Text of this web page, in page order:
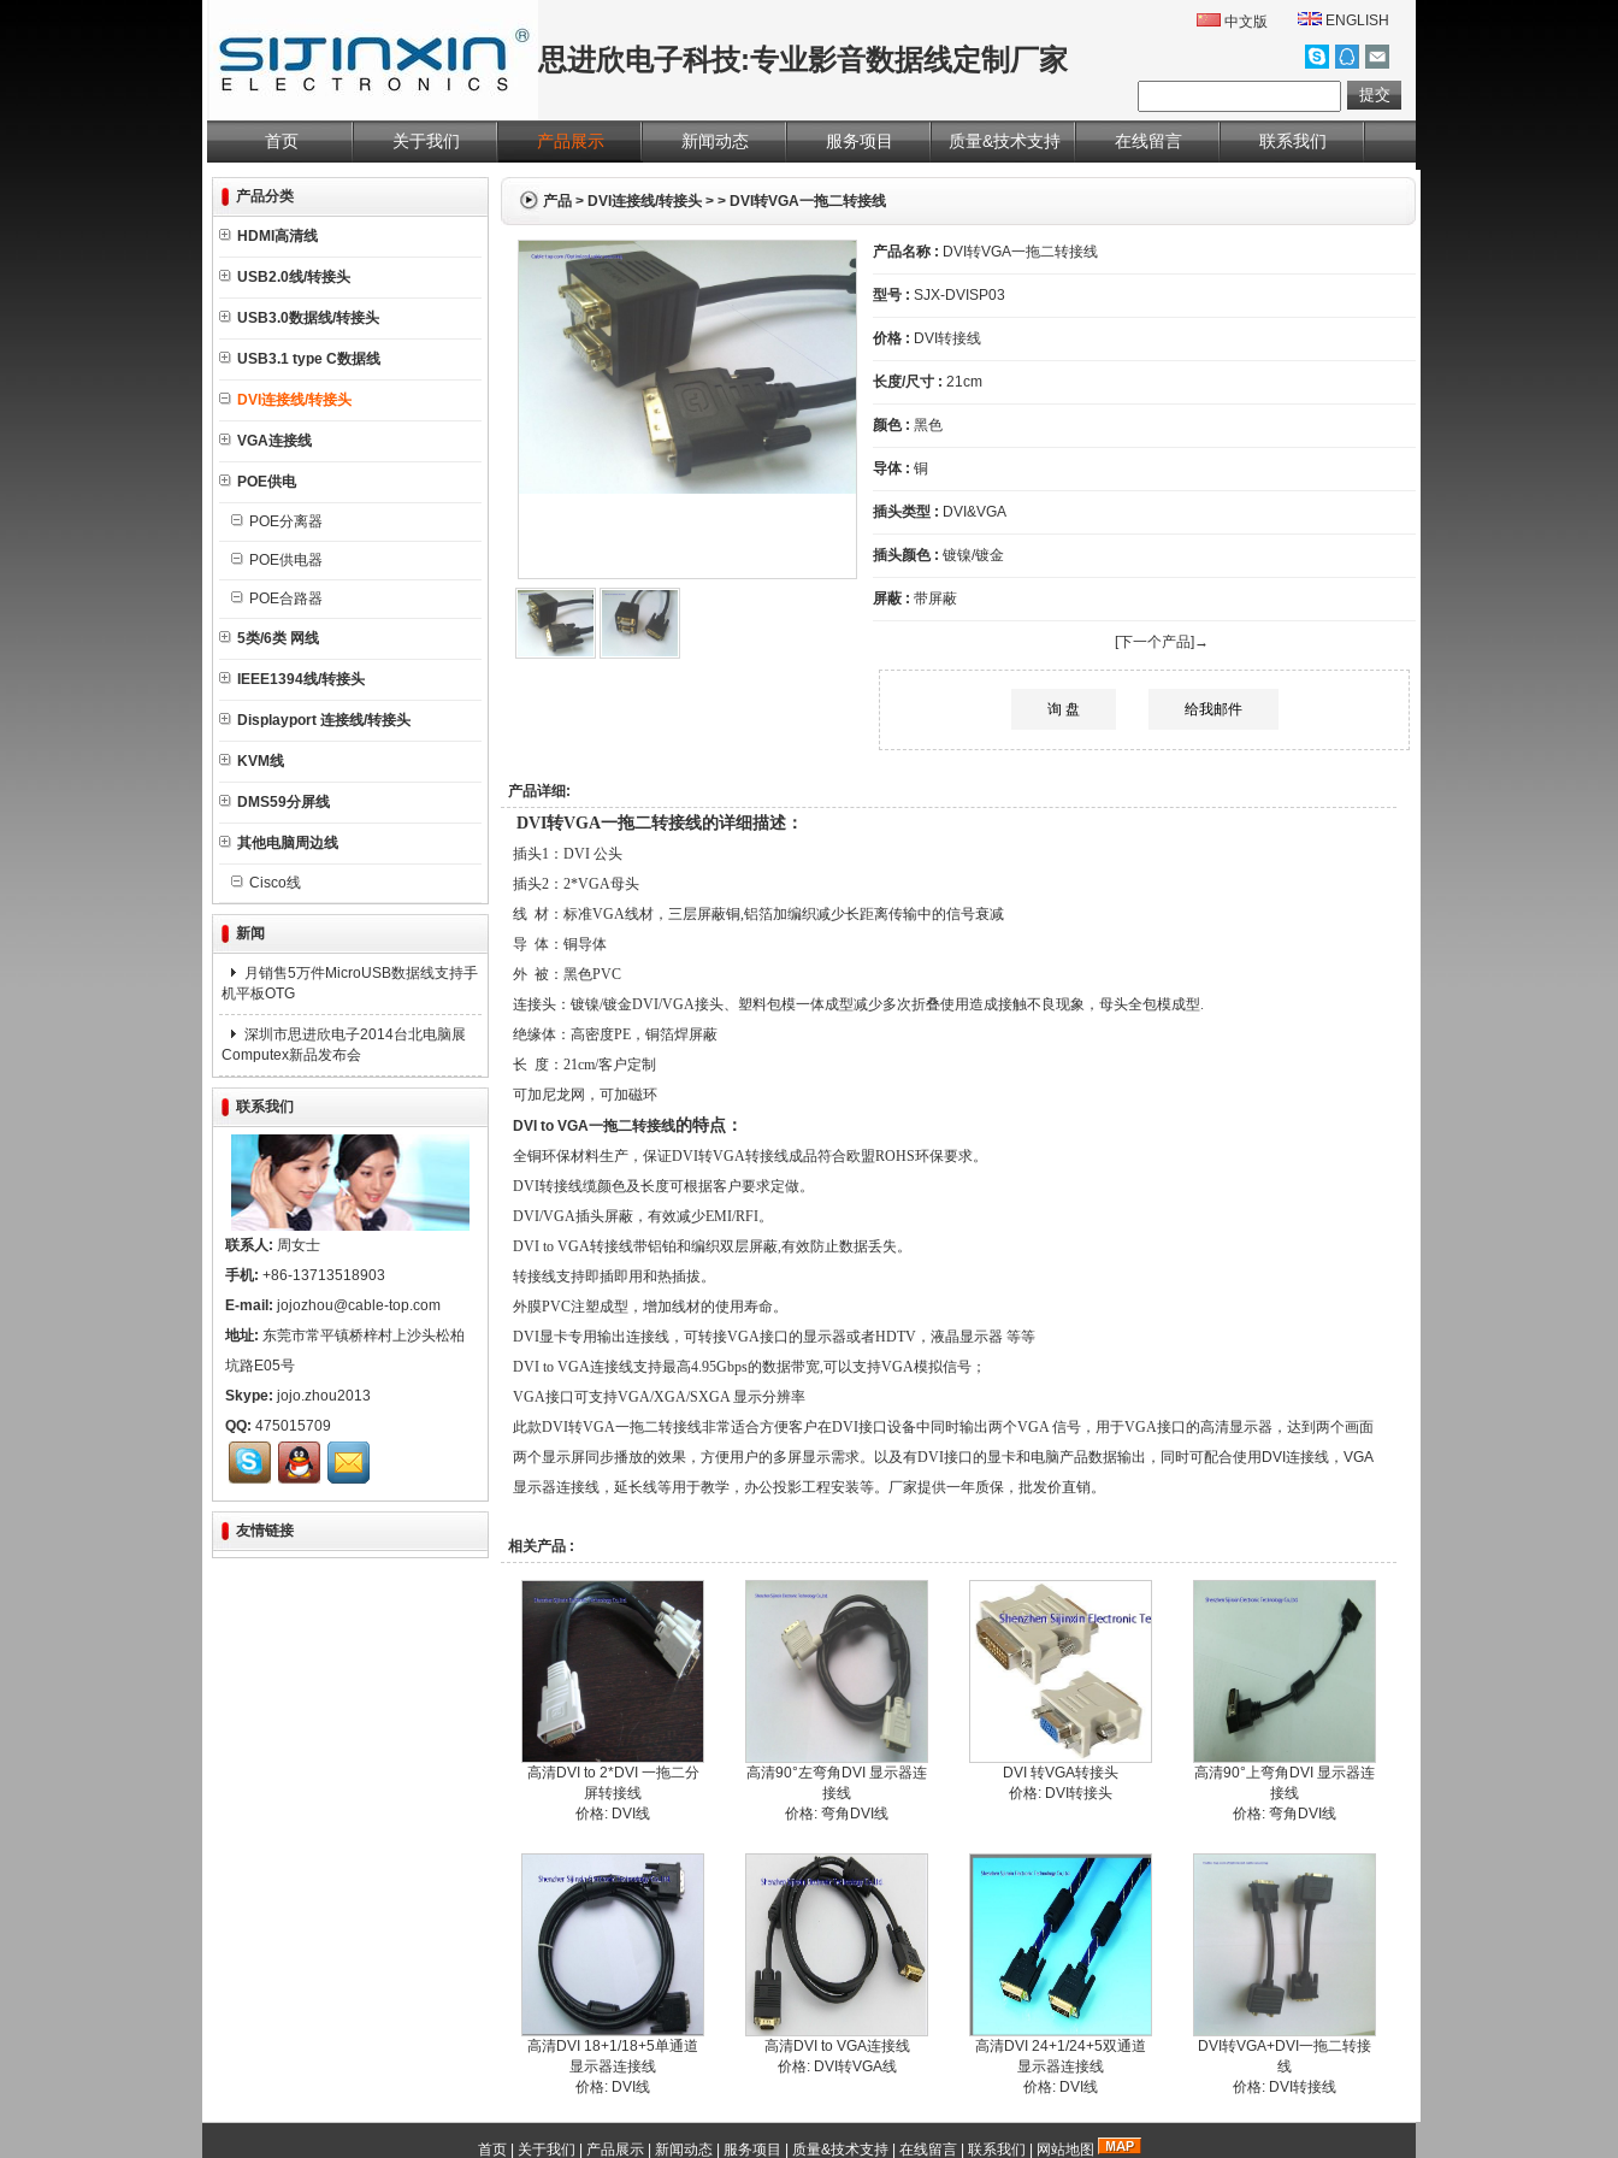
思进欣电子科技:专业影音数据线定制厂家
中文版 ENGLISH
首页 关于我们 产品展示 新闻动态 服务项目 质量&技术支持 在线留言 联系我们
产品分类
HDMI高清线
USB2.0线/转接头
USB3.0数据线/转接头
USB3.1 type C数据线
DVI连接线/转接头
VGA连接线
POE供电
POE分离器
POE供电器
POE合路器
5类/6类 网线
IEEE1394线/转接头
Displayport 连接线/转接头
KVM线
DMS59分屏线
其他电脑周边线
Cisco线
新闻
月销售5万件MicroUSB数据线支持手
机平板OTG
深圳市思进欣电子2014台北电脑展
Computex新品发布会
联系我们
联系人: 周女士
手机: +86-13713518903
E-mail: jojozhou@cable-top.com
地址: 东莞市常平镇桥梓村上沙头松柏
坑路E05号
Skype: jojo.zhou2013
QQ: 475015709
友情链接
产品 > DVI连接线/转接头 > > DVI转VGA一拖二转接线
产品名称 : DVI转VGA一拖二转接线
型号 : SJX-DVISP03
价格 : DVI转接线
长度/尺寸 : 21cm
颜色 : 黑色
导体 : 铜
插头类型 : DVI&VGA
插头颜色 : 镀镍/镀金
屏蔽 : 带屏蔽
[下一个产品]→
询 盘 给我邮件
产品详细:
DVI转VGA一拖二转接线的详细描述：
插头1：DVI 公头
插头2：2*VGA母头
线 材：标准VGA线材，三层屏蔽铜,铝箔加编织减少长距离传输中的信号衰减
导 体：铜导体
外 被：黑色PVC
连接头：镀镍/镀金DVI/VGA接头、塑料包模一体成型减少多次折叠使用造成接触不良现象，母头全包模成型.
绝缘体：高密度PE，铜箔焊屏蔽
长 度：21cm/客户定制
可加尼龙网，可加磁环
DVI to VGA一拖二转接线的特点：
全铜环保材料生产，保证DVI转VGA转接线成品符合欧盟ROHS环保要求。
DVI转接线缆颜色及长度可根据客户要求定做。
DVI/VGA插头屏蔽，有效减少EMI/RFI。
DVI to VGA转接线带铝铂和编织双层屏蔽,有效防止数据丢失。
转接线支持即插即用和热插拔。
外膜PVC注塑成型，增加线材的使用寿命。
DVI显卡专用输出连接线，可转接VGA接口的显示器或者HDTV，液晶显示器 等等
DVI to VGA连接线支持最高4.95Gbps的数据带宽,可以支持VGA模拟信号；
VGA接口可支持VGA/XGA/SXGA 显示分辨率
此款DVI转VGA一拖二转接线非常适合方便客户在DVI接口设备中同时输出两个VGA 信号，用于VGA接口的高清显示器，达到两个画面
两个显示屏同步播放的效果，方便用户的多屏显示需求。以及有DVI接口的显卡和电脑产品数据输出，同时可配合使用 DVI连接线 ， VGA
显示器连接线，延长线等用于教学，办公投影工程安装等。厂家提供一年质保，批发价直销。
相关产品 :
高清DVI to 2*DVI 一拖二分
屏转接线
价格: DVI线
高清90°左弯角DVI 显示器连
接线
价格: 弯角DVI线
DVI 转VGA转接头
价格: DVI转接头
高清90°上弯角DVI 显示器连
接线
价格: 弯角DVI线
高清DVI 18+1/18+5单通道
显示器连接线
价格: DVI线
高清DVI to VGA连接线
价格: DVI转VGA线
高清DVI 24+1/24+5双通道
显示器连接线
价格: DVI线
DVI转VGA+DVI一拖二转接
线
价格: DVI转接线
首页| 关于我们 产品展示| 新闻动态| 服务项目 质量&技术支持| 在线留言| 联系我们 网站地图